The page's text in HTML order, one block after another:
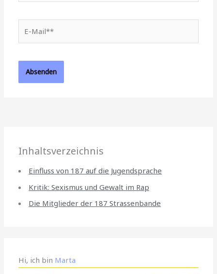
Mail**
Inhaltsverzeichnis
Einfluss von 187 auf die Jugendsprache
Kritik: Sexismus und Gewalt im Rap
Die Mitglieder der 187 Strassenbande
Hi, ich bin Marta